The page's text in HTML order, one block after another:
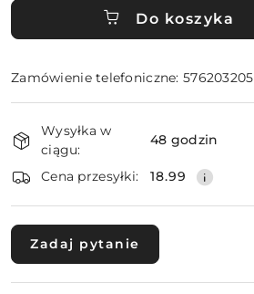
Do koszyka
Zamówienie telefoniczne: 576203205
Dostępność
i
dostawa
Wysyłka w
ciągu:
48 godzin
Cena przesyłki: 18.99
Zadaj pytanie